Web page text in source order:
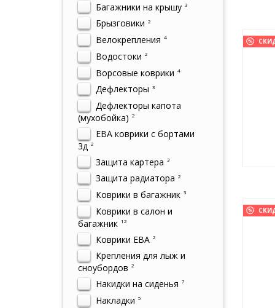
Багажники на крышу 3
Брызговики 2
Велокрепления 4
Водостоки 2
Ворсовые коврики 4
Дефлекторы 3
Дефлекторы капота
(мухобойка) 2
ЕВА коврики с бортами
3д 2
Защита картера 3
Защита радиатора 2
Коврики в багажник 3
Коврики в салон и
багажник 12
Коврики ЕВА 2
Крепления для лыж и
сноубордов 2
Накидки на сиденья 7
Накладки 5